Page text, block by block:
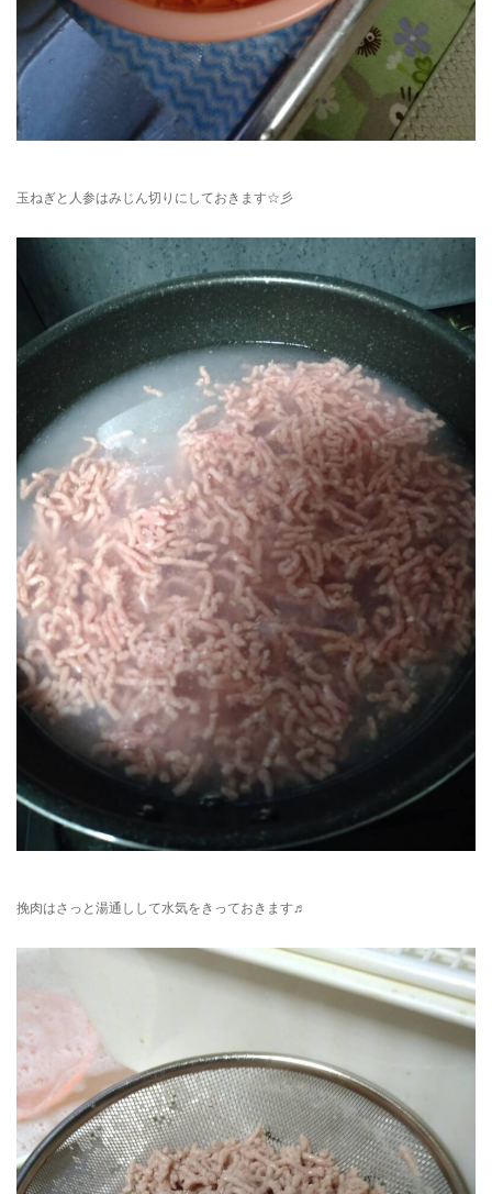
玉ねぎと人参はみじん切りにしておきます☆彡
挽肉はさっと湯通しして水気をきっておきます♬